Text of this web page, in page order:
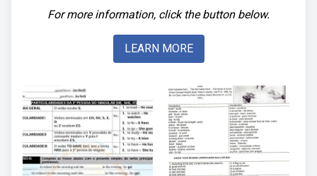
For more information, click the button below.
LEARN MORE